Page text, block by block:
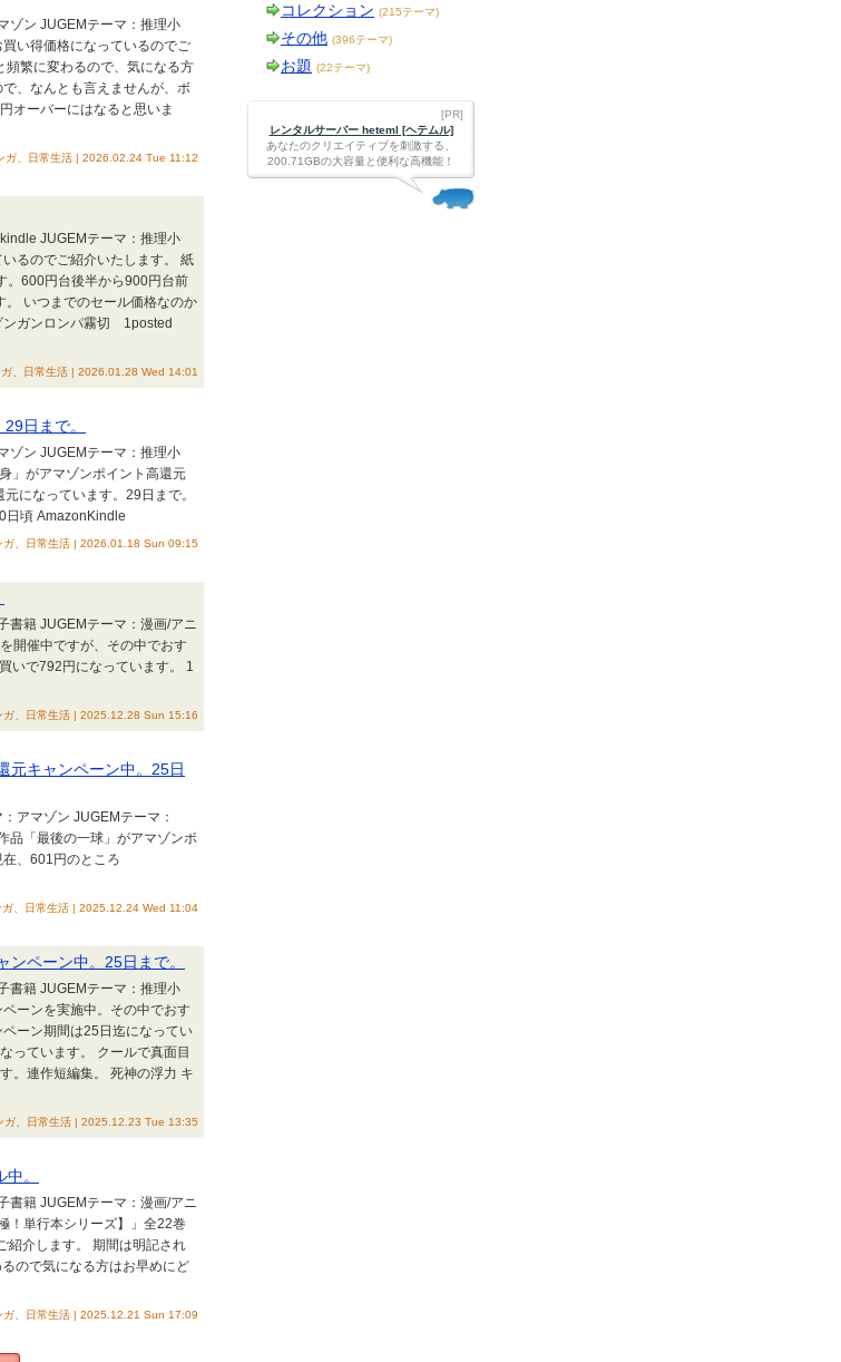
ゾン JUGEMテーマ：推理小
い得価格になっているのでご
頻繁に変わるので、気になる方
、なんとも言えませんが、ボ
オーバーにはなると思いま
ガ、日常生活 | 2026.02.24 Tue 11:12
JUGEMテーマ：推理小
るのでご紹介いたします。 紙
。600円台後半から900円台前
いつまでのセール価格なのか
ンガンロンパ霧切 1posted
ガ、日常生活 | 2026.01.28 Wed 14:01
日まで。
ゾン JUGEMテーマ：推理小
」がアマゾンポイント高還元
になっています。29日まで。
日頃 AmazonKindle
ガ、日常生活 | 2026.01.18 Sun 09:15
書籍 JUGEMテーマ：漫画/アニ
開催中ですが、その中でおす
いで792円になっています。 1
ガ、日常生活 | 2025.12.28 Sun 15:16
元キャンペーン中。25日
アマゾン JUGEMテーマ：
品「最後の一球」がアマゾンポ
、601円のところ
ガ、日常生活 | 2025.12.24 Wed 11:04
ペーン中。25日まで。
書籍 JUGEMテーマ：推理小
ーンを実施中。その中でおす
ーン期間は25日迄になってい
っています。 クールで真面目
。連作短編集。 死神の浮力 キ
ガ、日常生活 | 2025.12.23 Tue 13:35
。
書籍 JUGEMテーマ：漫画/アニ
！単行本シリーズ】」全22巻
紹介します。 期間は明記され
ので気になる方はお早めにど
ガ、日常生活 | 2025.12.21 Sun 17:09
コレクション (215テーマ)
その他 (396テーマ)
お題 (22テーマ)
[PR]
レンタルサーバー heteml [ヘテムル]
あなたのクリエイティブを刺激する、
200.71GBの大容量と便利な高機能！